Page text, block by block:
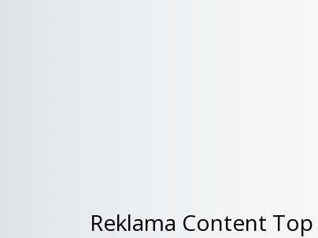
Reklama Content Top